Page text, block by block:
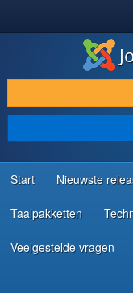
DOWNLOAD & BREID UIT
ONTDEK & LEER
COMMUNITY &
Start Nieuwste
Taalpakketten
Veelgestelde vragen